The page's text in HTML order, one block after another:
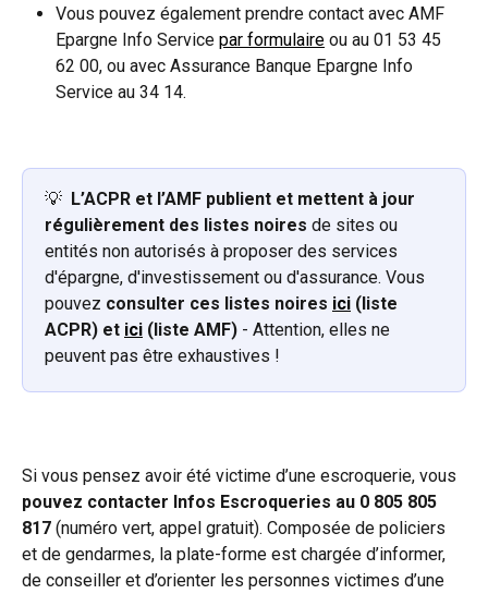
Vous pouvez également prendre contact avec AMF
Epargne Info Service par formulaire ou au 01 53 45
62 00, ou avec Assurance Banque Epargne Info
Service au 34 14.
💡 L’ACPR et l’AMF publient et mettent à jour
régulièrement des listes noires de sites ou
entités non autorisés à proposer des services
d'épargne, d'investissement ou d'assurance. Vous
pouvez consulter ces listes noires ici (liste
ACPR) et ici (liste AMF) - Attention, elles ne
peuvent pas être exhaustives !
Si vous pensez avoir été victime d’une escroquerie, vous
pouvez contacter Infos Escroqueries au 0 805 805
817 (numéro vert, appel gratuit). Composée de policiers
et de gendarmes, la plate-forme est chargée d’informer,
de conseiller et d’orienter les personnes victimes d’une